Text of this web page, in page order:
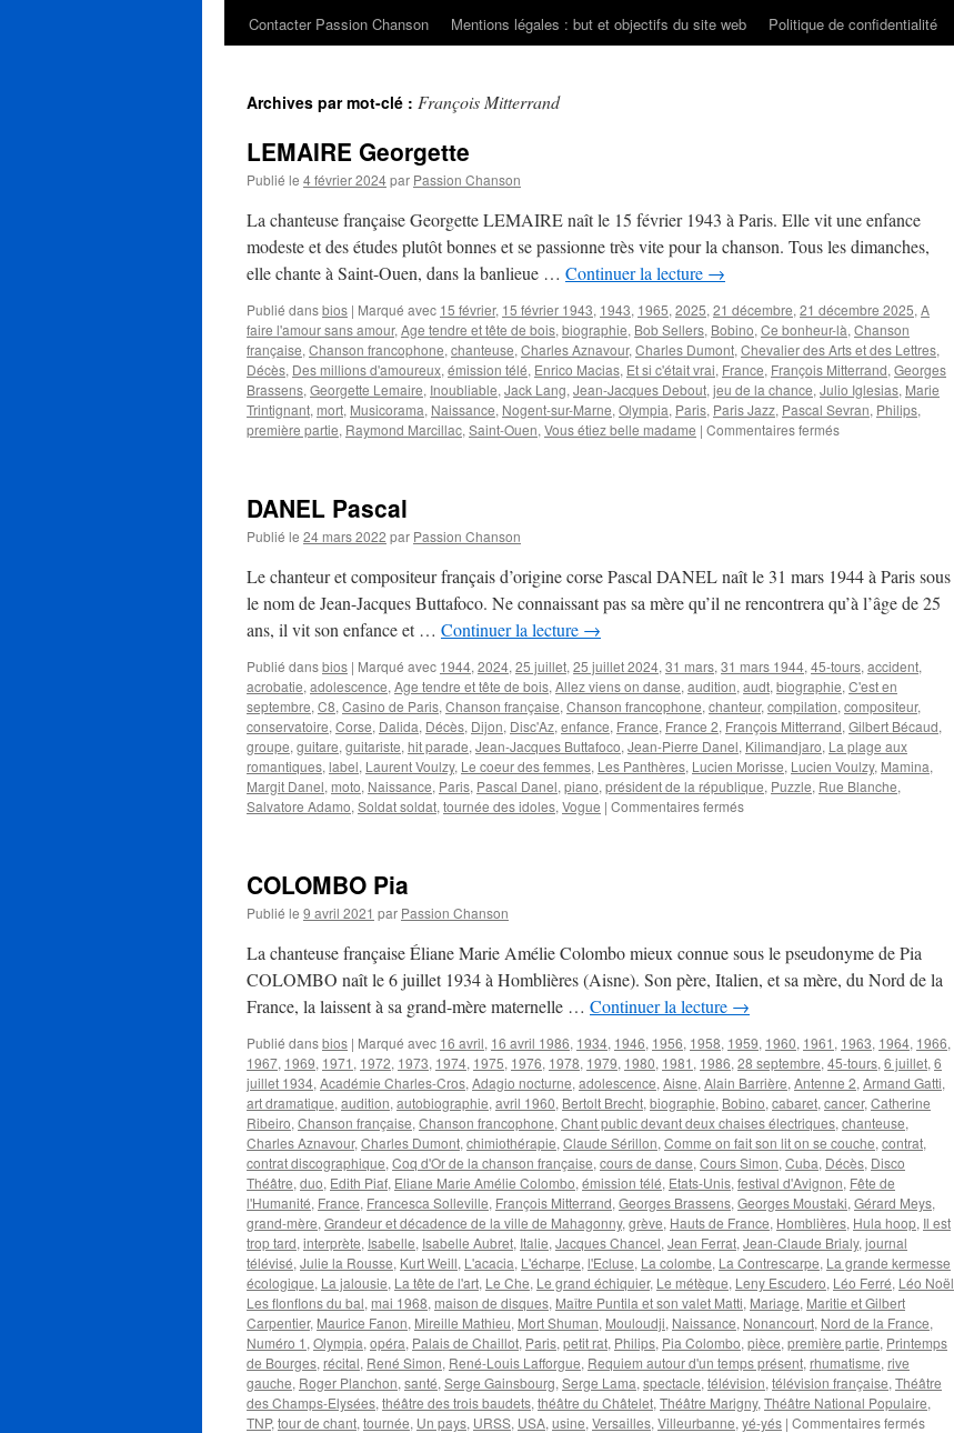
Contacter Passion Chanson
Mentions légales : but et objectifs du site web Politique de confidentialité
Archives par mot-clé : François Mitterrand
LEMAIRE Georgette
Publié le 4 février 2024par Passion Chanson
La chanteuse française Georgette LEMAIRE naît le 15 février 1943 à Paris. Elle vit une enfance
modeste et des études plutôt bonnes et se passionne très vite pour la chanson. Tous les dimanches,
elle chante à Saint-Ouen, dans la banlieue … Continuer la lecture →
Publié dansbios | Marqué avec 15 février, 15 février 1943, 1943, 1965, 2025, 21 décembre, 21 décembre 2025, A
faire l'amour sans amour, Age tendre et tête de bois, biographie, Bob Sellers, Bobino, Ce bonheur-là, Chanson
française, Chanson francophone, chanteuse, Charles Aznavour, Charles Dumont, Chevalier des Arts et des Lettres,
Décès, Des millions d'amoureux, émission télé, Enrico Macias, Et si c'était vrai, France, François Mitterrand, Georges
Brassens, Georgette Lemaire, Inoubliable, Jack Lang, Jean-Jacques Debout, jeu de la chance, Julio Iglesias, Marie
Trintignant, mort, Musicorama, Naissance, Nogent-sur-Marne, Olympia, Paris, Paris Jazz, Pascal Sevran, Philips,
première partie, Raymond Marcillac, Saint-Ouen, Vous étiez belle madame | Commentaires ferméssur
DANEL Pascal
Publié le 24 mars 2022 par Passion Chanson
Le chanteur et compositeur français d’origine corse Pascal DANEL naît le 31 mars 1944 à Paris sous
le nom de Jean-Jacques Buttafoco. Ne connaissant pas sa mère qu’il ne rencontrera qu’à l’âge de 25
ans, il vit son enfance et … Continuer la lecture →
Publié dansbios | Marqué avec 1944, 2024, 25 juillet, 25 juillet 2024, 31 mars, 31 mars 1944, 45-tours, accident,
acrobatie, adolescence, Age tendre et tête de bois, Allez viens on danse, audition, audt, biographie, C'est en
septembre, C8, Casino de Paris, Chanson française, Chanson francophone, chanteur, compilation, compositeur,
conservatoire, Corse, Dalida, Décès, Dijon, Disc'Az, enfance, France, France 2, François Mitterrand, Gilbert Bécaud,
groupe, guitare, guitariste, hit parade, Jean-Jacques Buttafoco, Jean-Pierre Danel, Kilimandjaro, La plage aux
romantiques, label, Laurent Voulzy, Le coeur des femmes, Les Panthères, Lucien Morisse, Lucien Voulzy, Mamina,
Margit Danel, moto, Naissance, Paris, Pascal Danel, piano, président de la république, Puzzle, Rue Blanche,
Salvatore Adamo, Soldat soldat, tournée des idoles, Vogue | Commentaires ferméssur
COLOMBO Pia
Publié le 9 avril 2021 par Passion Chanson
La chanteuse française Éliane Marie Amélie Colombo mieux connue sous le pseudonyme de Pia
COLOMBO naît le 6 juillet 1934 à Homblières (Aisne). Son père, Italien, et sa mère, du Nord de la
France, la laissent à sa grand-mère maternelle … Continuer la lecture →
Publié dansbios | Marqué avec 16 avril, 16 avril 1986, 1934, 1946, 1956, 1958, 1959, 1960, 1961 , 1963, 1964, 1966,
1967, 1969, 1971 , 1972, 1973, 1974, 1975, 1976, 1978, 1979, 1980, 1981 , 1986, 28 septembre, 45-tours, 6 juillet, 6
juillet 1934, Académie Charles-Cros, Adagio nocturne, adolescence, Aisne, Alain Barrière, Antenne 2, Armand Gatti,
art dramatique, audition, autobiographie, avril 1960, Bertolt Brecht, biographie, Bobino, cabaret, cancer, Catherine
Ribeiro, Chanson française, Chanson francophone, Chant public devant deux chaises électriques, chanteuse,
Charles Aznavour, Charles Dumont, chimiothérapie, Claude Sérillon, Comme on fait son lit on se couche, contrat,
contrat discographique, Coq d'Or de la chanson française, cours de danse, Cours Simon, Cuba, Décès, Disco
Théâtre, duo, Edith Piaf, Eliane Marie Amélie Colombo, émission télé, Etats-Unis, festival d'Avignon, Fête de
l'Humanité, France, Francesca Solleville, François Mitterrand, Georges Brassens, Georges Moustaki, Gérard Meys,
grand-mère, Grandeur et décadence de la ville de Mahagonny, grève, Hauts de France, Homblières, Hula hoop, Il est
trop tard, interprète, Isabelle, Isabelle Aubret, Italie, Jacques Chancel, Jean Ferrat, Jean-Claude Brialy, journal
télévisé, Julie la Rousse, Kurt Weill, L'acacia, L'écharpe, l'Ecluse, La colombe, La Contrescarpe, La grande kermesse
écologique, La jalousie, La tête de l'art, Le Che, Le grand échiquier, Le métèque, Leny Escudero, Léo Ferré, Léo Noël
Les flonflons du bal, mai 1968, maison de disques, Maître Puntila et son valet Matti, Mariage, Maritie et Gilbert
Carpentier, Maurice Fanon, Mireille Mathieu, Mort Shuman, Mouloudji, Naissance, Nonancourt, Nord de la France,
Numéro 1 , Olympia, opéra, Palais de Chaillot, Paris, petit rat, Philips, Pia Colombo, pièce, première partie, Printemps
de Bourges, récital, René Simon, René-Louis Lafforgue, Requiem autour d'un temps présent, rhumatisme, rive
gauche, Roger Planchon, santé, Serge Gainsbourg, Serge Lama, spectacle, télévision, télévision française, Théâtre
des Champs-Elysées, théâtre des trois baudets, théâtre du Châtelet, Théâtre Marigny, Théâtre National Populaire,
TNP, tour de chant, tournée, Un pays, URSS, USA, usine, Versailles, Villeurbanne, yé-yés | Commentaires ferméssur